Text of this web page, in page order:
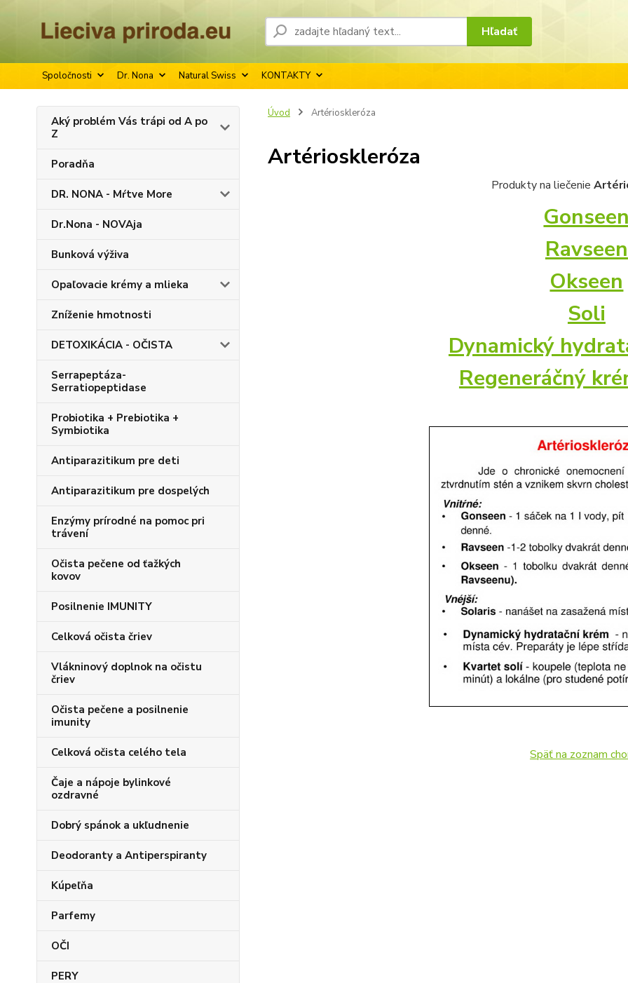
Spoločnosti Dr. Nona Natural Swiss KONTAKTY
Hľadať
Aký problém Vás trápi od A po
Z
Poradňa
DR. NONA - Mŕtve More
Dr.Nona - NOVAja
Bunková výživa
Opaľovacie krémy a mlieka
Zníženie hmotnosti
DETOXIKÁCIA - OČISTA
Serrapeptáza-
Serratiopeptidase
Probiotika + Prebiotika +
Symbiotika
Antiparazitikum pre deti
Antiparazitikum pre dospelých
Enzýmy prírodné na pomoc pri
trávení
Očista pečene od ťažkých
kovov
Posilnenie IMUNITY
Celková očista čriev
Vlákninový doplnok na očistu
čriev
Očista pečene a posilnenie
imunity
Celková očista celého tela
Čaje a nápoje bylinkové
ozdravné
Dobrý spánok a ukľudnenie
Deodoranty a Antiperspiranty
Kúpeľňa
Parfemy
OČI
PERY
Úvod Artérioskleróza
Artérioskleróza
Produkty na liečenie
Ravseen
Okseen
Soli
Dynamický
Regeneráčný
Späť na zoznam